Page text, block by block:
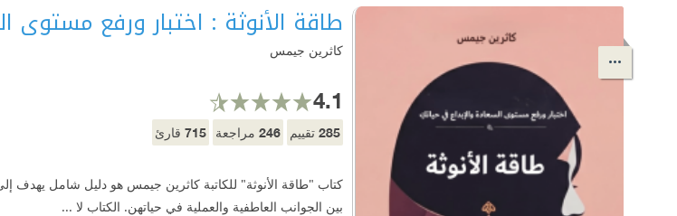
طاقة الأنوثة : اختبار ورفع مستوى
كاثرين جيمس
4.1
285 تقييم 246 مراجعة 715 قارئ
كتاب "طاقة الأنوثة" للكاتبة كاثرين جيمس هو دليل شامل يهدف
بين الجوانب العاطفية والعملية في حياتهن. الكتاب لا ...